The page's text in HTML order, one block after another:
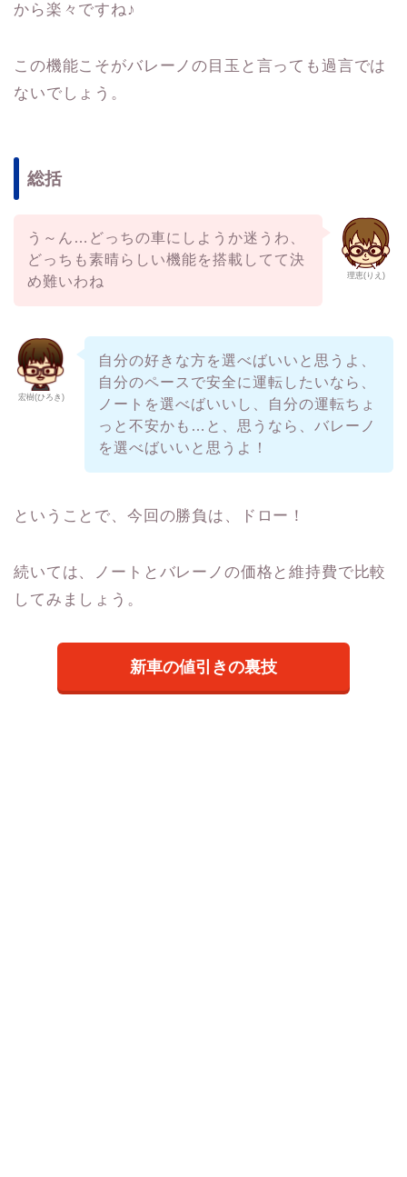
から楽々ですね♪
この機能こそがバレーノの目玉と言っても過言では
ないでしょう。
総括
理恵(りえ)
う～ん…どっちの車にしようか迷うわ、
どっちも素晴らしい機能を搭載してて決
め難いわね
宏樹(ひろき)
自分の好きな方を選べばいいと思うよ、
自分のペースで安全に運転したいなら、
ノートを選べばいいし、自分の運転ちょ
っと不安かも…と、思うなら、バレーノ
を選べばいいと思うよ！
ということで、今回の勝負は、ドロー！
続いては、ノートとバレーノの価格と維持費で比較
してみましょう。
新車の値引きの裏技